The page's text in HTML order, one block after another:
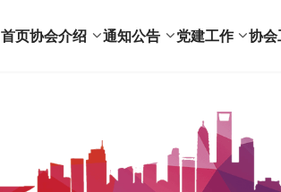
首页协会介绍 通知公告 党建工作 协